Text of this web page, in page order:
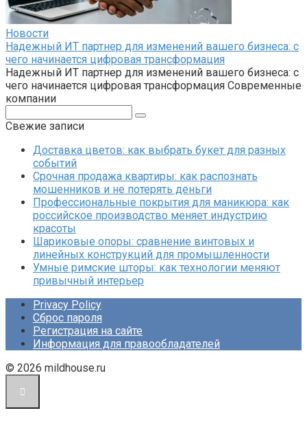
Новости
Надежный ИТ партнер для изменений вашего бизнеса: с
чего начинается цифровая трансформация
Надежный ИТ партнер для изменений вашего бизнеса: с
чего начинается цифровая трансформация Современные
компании
Свежие записи
Доставка цветов: как выбрать букет для разных
событий
Срочная продажа квартиры: как распознать
мошенников и не потерять деньги
Профессиональные покрытия для маникюра: как
российское производство меняет индустрию
красоты
Шариковые опоры: сравнение винтовых и
линейных конструкций для промышленности
Умные римские шторы: как технологии меняют
привычный интерьер
Privacy Policy
Сброс пароля
Регистрация на сайте
Информация для правообладателей
© 2026 mildhouse.ru